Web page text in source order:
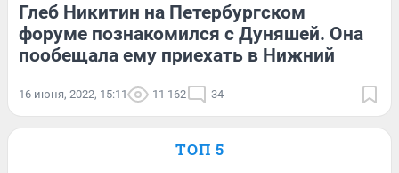
Глеб Никитин на Петербургском
форуме познакомился с Дуняшей. Она
пообещала ему приехать в Нижний
16 июня, 2022, 15:11 11 162 34
ТОП 5